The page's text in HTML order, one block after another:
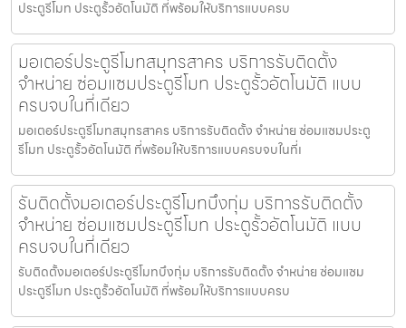
ประตูรีโมท ประตูรั้วอัตโนมัติ ที่พร้อมให้บริการแบบครบ
มอเตอร์ประตูรีโมทสมุทรสาคร บริการรับติดตั้ง
จำหน่าย ซ่อมแซมประตูรีโมท ประตูรั้วอัตโนมัติ แบบ
ครบจบในที่เดียว
มอเตอร์ประตูรีโมทสมุทรสาคร บริการรับติดตั้ง จำหน่าย ซ่อมแซมประตู
รีโมท ประตูรั้วอัตโนมัติ ที่พร้อมให้บริการแบบครบจบในที่เ
รับติดตั้งมอเตอร์ประตูรีโมทบึงกุ่ม บริการรับติดตั้ง
จำหน่าย ซ่อมแซมประตูรีโมท ประตูรั้วอัตโนมัติ แบบ
ครบจบในที่เดียว
รับติดตั้งมอเตอร์ประตูรีโมทบึงกุ่ม บริการรับติดตั้ง จำหน่าย ซ่อมแซม
ประตูรีโมท ประตูรั้วอัตโนมัติ ที่พร้อมให้บริการแบบครบ